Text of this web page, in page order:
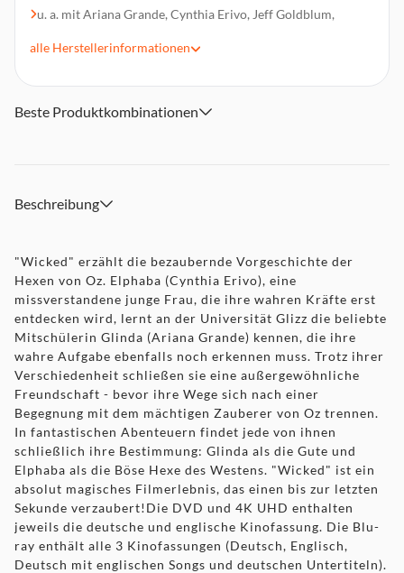
u. a. mit Ariana Grande, Cynthia Erivo, Jeff Goldblum,
Regie: Jon Chu
alle Herstellerinformationen
Beste Produktkombinationen
Beschreibung
"Wicked" erzählt die bezaubernde Vorgeschichte der
Hexen von Oz. Elphaba (Cynthia Erivo), eine
missverstandene junge Frau, die ihre wahren Kräfte erst
entdecken wird, lernt an der Universität Glizz die beliebte
Mitschülerin Glinda (Ariana Grande) kennen, die ihre
wahre Aufgabe ebenfalls noch erkennen muss. Trotz ihrer
Verschiedenheit schließen sie eine außergewöhnliche
Freundschaft - bevor ihre Wege sich nach einer
Begegnung mit dem mächtigen Zauberer von Oz trennen.
In fantastischen Abenteuern findet jede von ihnen
schließlich ihre Bestimmung: Glinda als die Gute und
Elphaba als die Böse Hexe des Westens. "Wicked" ist ein
absolut magisches Filmerlebnis, das einen bis zur letzten
Sekunde verzaubert!Die DVD und 4K UHD enthalten
jeweils die deutsche und englische Kinofassung. Die Blu-
ray enthält alle 3 Kinofassungen (Deutsch, Englisch,
Deutsch mit englischen Songs und deutschen Untertiteln).